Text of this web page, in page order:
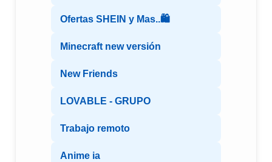
Ofertas SHEIN y Mas..🛍️
Minecraft new versión
New Friends
LOVABLE - GRUPO
Trabajo remoto
Anime ia